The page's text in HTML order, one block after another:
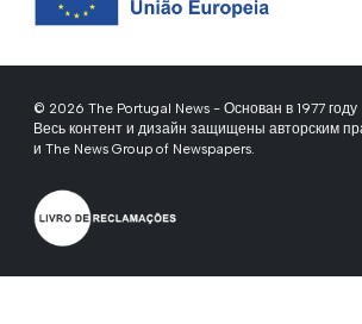
© 2026 The Portugal News - Основан в 1977 году
Весь контент и дизайн защищены авторским
и The News Group of Newspapers.